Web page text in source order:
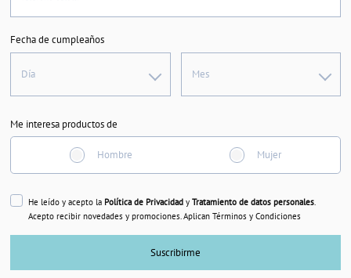
Fecha de cumpleaños
Día Mes
Me interesa productos de
Hombre Mujer
He leído y acepto la Política de Privacidady Tratamiento de datos personales.
Acepto recibir novedades y promociones. Aplican Términos y Condiciones
Suscribirme